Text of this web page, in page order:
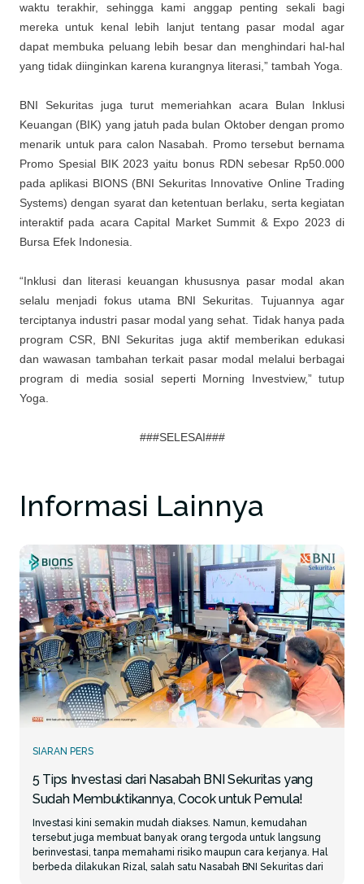
waktu terakhir, sehingga kami anggap penting sekali bagi
mereka untuk kenal lebih lanjut tentang pasar modal agar
dapat membuka peluang lebih besar dan menghindari hal-hal
yang tidak diinginkan karena kurangnya literasi,” tambah Yoga.
BNI Sekuritas juga turut memeriahkan acara Bulan Inklusi
Keuangan (BIK) yang jatuh pada bulan Oktober dengan promo
menarik untuk para calon Nasabah. Promo tersebut bernama
Promo Spesial BIK 2023 yaitu bonus RDN sebesar Rp50.000
pada aplikasi BIONS (BNI Sekuritas Innovative Online Trading
Systems) dengan syarat dan ketentuan berlaku, serta kegiatan
interaktif pada acara Capital Market Summit & Expo 2023 di
Bursa Efek Indonesia.
“Inklusi dan literasi keuangan khususnya pasar modal akan
selalu menjadi fokus utama BNI Sekuritas. Tujuannya agar
terciptanya industri pasar modal yang sehat. Tidak hanya pada
program CSR, BNI Sekuritas juga aktif memberikan edukasi
dan wawasan tambahan terkait pasar modal melalui berbagai
program di media sosial seperti Morning Investview,” tutup
Yoga.
###SELESAI###
Informasi Lainnya
SIARAN PERS
5 Tips Investasi dari Nasabah BNI Sekuritas yang
Sudah Membuktikannya, Cocok untuk Pemula!
Investasi kini semakin mudah diakses. Namun, kemudahan
tersebut juga membuat banyak orang tergoda untuk langsung
berinvestasi, tanpa memahami risiko maupun cara kerjanya. Hal
berbeda dilakukan Rizal, salah satu Nasabah BNI Sekuritas dari